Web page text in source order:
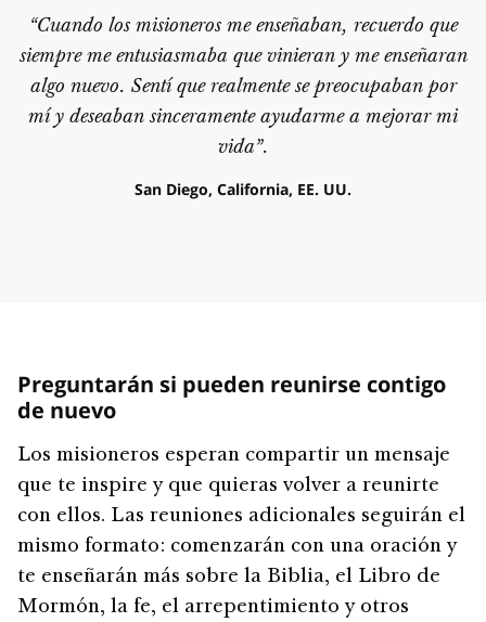
“Cuando los misioneros me enseñaban, recuerdo que
siempre me entusiasmaba que vinieran y me enseñaran
algo nuevo. Sentí que realmente se preocupaban por
mí y deseaban sinceramente ayudarme a mejorar mi
vida”.
San Diego, California, EE. UU.
Preguntarán si pueden reunirse contigo
de nuevo
Los misioneros esperan compartir un mensaje
que te inspire y que quieras volver a reunirte
con ellos. Las reuniones adicionales seguirán el
mismo formato: comenzarán con una oración y
te enseñarán más sobre la Biblia, el Libro de
Mormón, la fe, el arrepentimiento y otros